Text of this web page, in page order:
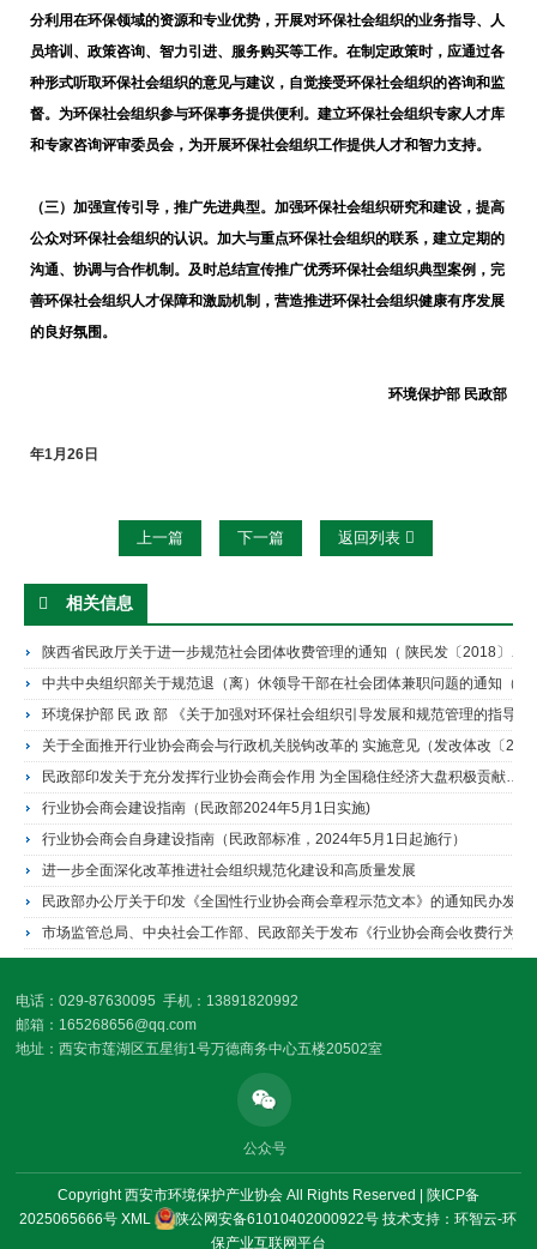
分利用在环保领域的资源和专业优势，开展对环保社会组织的业务指导、人
员培训、政策咨询、智力引进、服务购买等工作。在制定政策时，应通过各
种形式听取环保社会组织的意见与建议，自觉接受环保社会组织的咨询和监
督。为环保社会组织参与环保事务提供便利。建立环保社会组织专家人才库
和专家咨询评审委员会，为开展环保社会组织工作提供人才和智力支持。
（三）加强宣传引导，推广先进典型。 加强环保社会组织研究和建设，提高
公众对环保社会组织的认识。加大与重点环保社会组织的联系，建立定期的
沟通、协调与合作机制。及时总结宣传推广优秀环保社会组织典型案例，完
善环保社会组织人才保障和激励机制，营造推进环保社会组织健康有序发展
的良好氛围。
环境保护部 民政部
年1月 26日
上一篇 下一篇 返回列表
相关信息
陕西省民政厅关于进一步规范社会团体收费管理的通知（ 陕民发〔2018〕53号）
民政部印发关于充分发挥行业协会商会作用 为全国稳住经济大盘积极贡献力量的通知
行业协会商会建设指南（民政部2024年5月1日实施)
行业协会商会自身建设指南（民政部标准，2024年5月1日起施行）
进一步全面深化改革推进社会组织规范化建设和高质量发展
电话：029-87630095 手机：13891820992
邮箱：165268656@qq.com
地址：西安市莲湖区五星街1号万德商务中心五楼20502室
公众号
Copyright 西安市环境保护产业协会 All Rights Reserved | 陕ICP备
2025065666号 XML 陕公网安备61010402000922号 技术支持：环智云-环
保产业互联网平台